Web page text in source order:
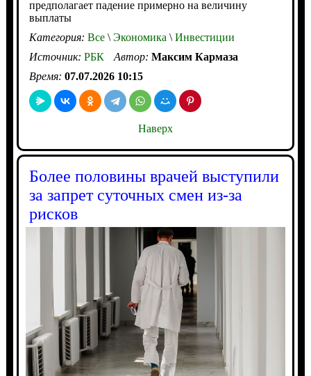
предполагает падение примерно на величину
выплаты
Категория: Все\Экономика \Инвестиции
Источник: РБК Автор: Максим Кармаза
Время: 07.07.2026 10:15
Наверх
Более половины врачей выступили
за запрет суточных смен из-за
рисков